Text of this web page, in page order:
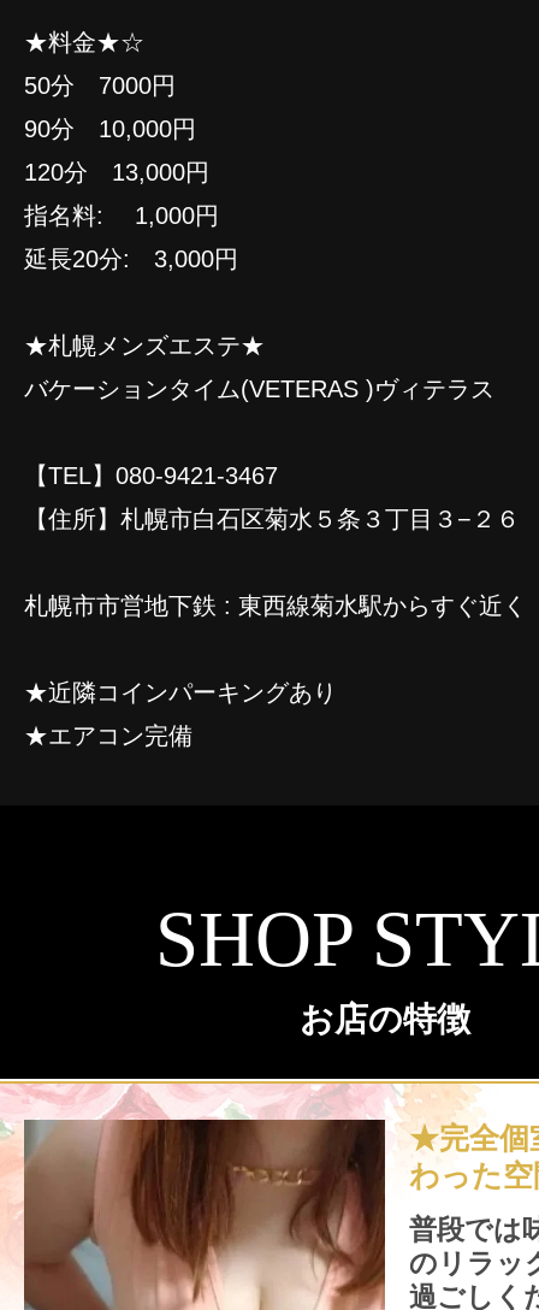
★料金★☆
50分 7000円
90分 10,000円
120分 13,000円
指名料: 1,000円
延長20分: 3,000円
★札幌メンズエステ★
バケーションタイム(VETERAS )ヴィテラス
【TEL】080-9421-3467
【住所】札幌市白石区菊水５条３丁目３−２６
札幌市市営地下鉄 : 東西線菊水駅からすぐ近く
★近隣コインパーキングあり
★エアコン完備
SHOP
お店の特徴
★完全個
わった
普段では
のリラッ
過ごしく